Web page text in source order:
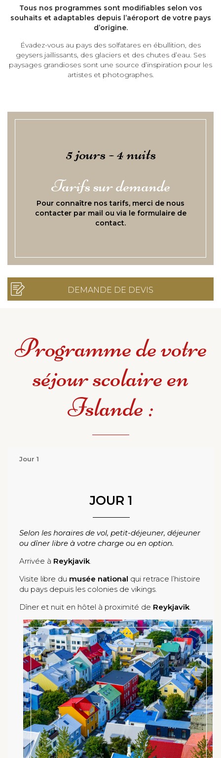
Tous nos programmes sont modifiables selon vos
souhaits et adaptables depuis l’aéroport de votre pays
d’origine.
Évadez-vous au pays des solfatares en ébullition, des
geysers jaillissants, des glaciers et des chutes d’eau. Ses
paysages grandioses sont une source d’inspiration pour les
artistes et photographes.
5 jours - 4 nuits
Tarifs sur demande
Pour connaître nos tarifs, merci de nous
contacter par mail ou via le formulaire de
contact.
DEMANDE DE DEVIS
Programme de votre
séjour scolaire en
Islande :
Jour 1
JOUR 1
Selon les horaires de vol, petit-déjeuner, déjeuner
ou dîner libre à votre charge ou en option.
Arrivée à Reykjavik
Visite libre du musée national qui retrace l’histoire
du pays depuis les colonies de vikings.
Dîner et nuit en hôtel à proximité de Reykjavik